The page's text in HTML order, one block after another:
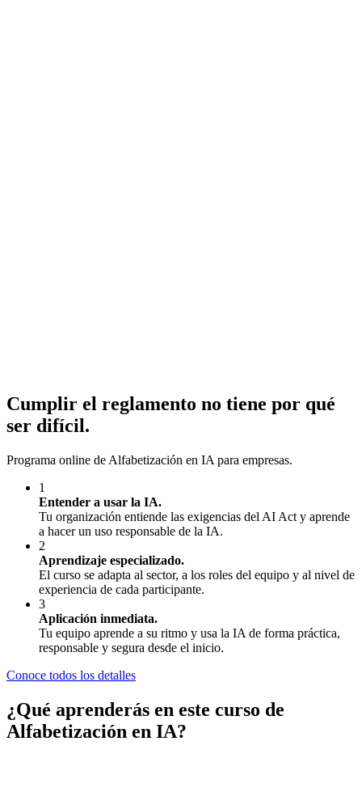
Cumplir el reglamento no tiene por qué
ser difícil.
Programa online de Alfabetización en IA para empresas.
1
Entender a usar la IA.
Tu organización entiende las exigencias del AI Act y aprende
a hacer un uso responsable de la IA.
2
Aprendizaje especializado.
El curso se adapta al sector, a los roles del equipo y al nivel de
experiencia de cada participante.
3
Aplicación inmediata.
Tu equipo aprende a su ritmo y usa la IA de forma práctica,
responsable y segura desde el inicio.
Conoce todos los detalles
¿Qué aprenderás en este curso de
Alfabetización en IA?